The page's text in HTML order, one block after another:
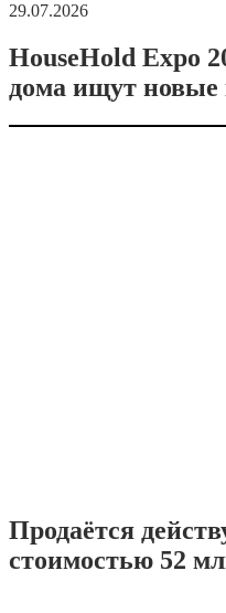
29.07.2026
HouseHold Expo
дома ищут новые
Продаётся
стоимостью 52